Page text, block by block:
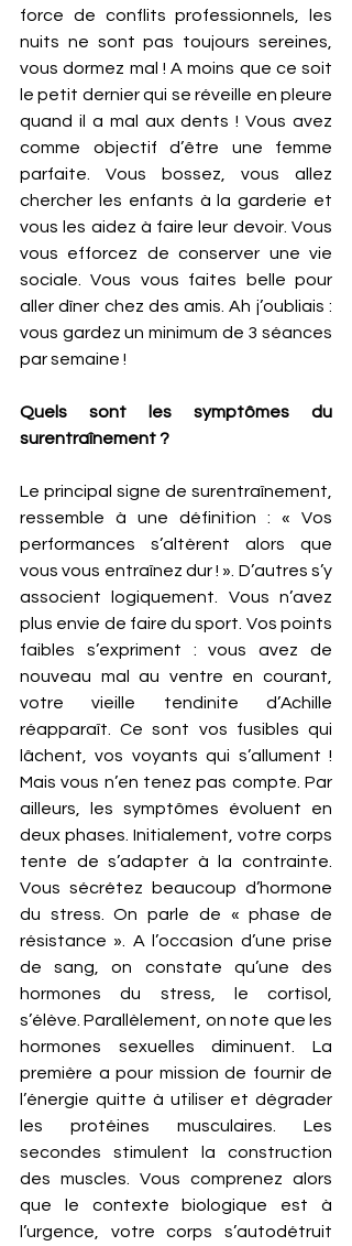
force de conflits professionnels, les
nuits ne sont pas toujours sereines,
vous dormez mal ! A moins que ce soit
le petit dernier qui se réveille en pleure
quand il a mal aux dents ! Vous avez
comme objectif d’être une femme
parfaite. Vous bossez, vous allez
chercher les enfants à la garderie et
vous les aidez à faire leur devoir. Vous
vous efforcez de conserver une vie
sociale. Vous vous faites belle pour
aller dîner chez des amis. Ah j’oubliais :
vous gardez un minimum de 3 séances
par semaine !
Quels sont les symptômes du
surentraînement ?
Le principal signe de surentraînement,
ressemble à une définition : « Vos
performances s’altèrent alors que
vous vous entraînez dur ! ». D’autres s’y
associent logiquement. Vous n’avez
plus envie de faire du sport. Vos points
faibles s’expriment : vous avez de
nouveau mal au ventre en courant,
votre vieille tendinite d’Achille
réapparaît. Ce sont vos fusibles qui
lâchent, vos voyants qui s’allument !
Mais vous n’en tenez pas compte. Par
ailleurs, les symptômes évoluent en
deux phases. Initialement, votre corps
tente de s’adapter à la contrainte.
Vous sécrétez beaucoup d’hormone
du stress. On parle de « phase de
résistance ». A l’occasion d’une prise
de sang, on constate qu’une des
hormones du stress, le cortisol,
s’élève. Parallèlement, on note que les
hormones sexuelles diminuent. La
première a pour mission de fournir de
l’énergie quitte à utiliser et dégrader
les protéines musculaires. Les
secondes stimulent la construction
des muscles. Vous comprenez alors
que le contexte biologique est à
l’urgence, votre corps s’autodétruit